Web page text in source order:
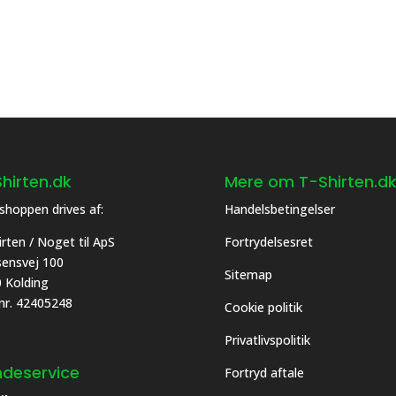
varesiden
drives af:
/ Noget til ApS
100
Kolding
42405248
Mere om T-Shirten.dk
Handelsbetingelser
Fortrydelsesret
Sitemap
Cookie politik
Privatlivspolitik
Fortryd aftale